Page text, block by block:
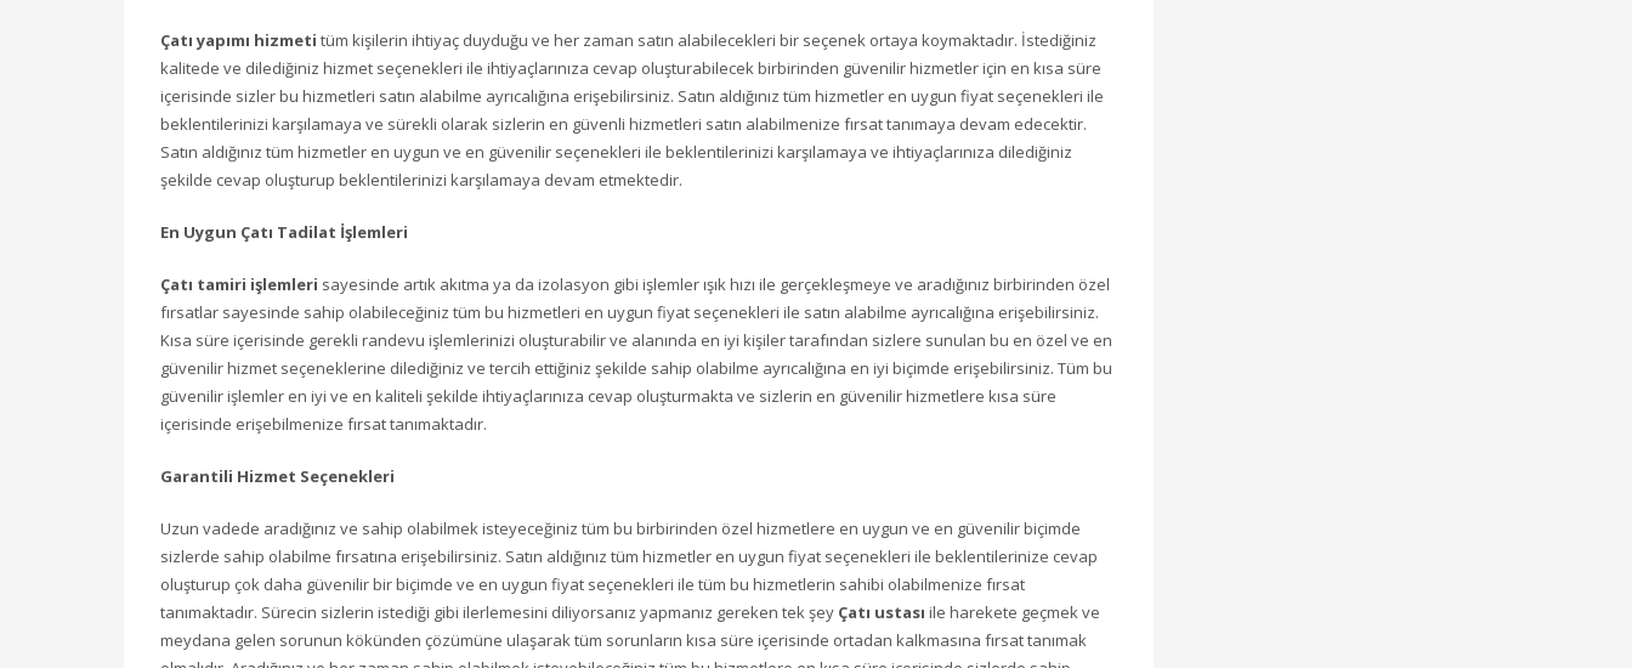
Çatı yapımı hizmeti tüm kişilerin ihtiyaç duyduğu ve her zaman satın alabilecekleri bir seçenek ortaya koymaktadır. İstediğiniz
kalitede ve dilediğiniz hizmet seçenekleri ile ihtiyaçlarınıza cevap oluşturabilecek birbirinden güvenilir hizmetler için en kısa süre
içerisinde sizler bu hizmetleri satın alabilme ayrıcalığına erişebilirsiniz. Satın aldığınız tüm hizmetler en uygun fiyat seçenekleri ile
beklentilerinizi karşılamaya ve sürekli olarak sizlerin en güvenli hizmetleri satın alabilmenize fırsat tanımaya devam edecektir.
Satın aldığınız tüm hizmetler en uygun ve en güvenilir seçenekleri ile beklentilerinizi karşılamaya ve ihtiyaçlarınıza dilediğiniz
şekilde cevap oluşturup beklentilerinizi karşılamaya devam etmektedir.
En Uygun Çatı Tadilat İşlemleri
Çatı tamiri işlemleri sayesinde artık akıtma ya da izolasyon gibi işlemler ışık hızı ile gerçekleşmeye ve aradığınız birbirinden özel
fırsatlar sayesinde sahip olabileceğiniz tüm bu hizmetleri en uygun fiyat seçenekleri ile satın alabilme ayrıcalığına erişebilirsiniz.
Kısa süre içerisinde gerekli randevu işlemlerinizi oluşturabilir ve alanında en iyi kişiler tarafından sizlere sunulan bu en özel ve en
güvenilir hizmet seçeneklerine dilediğiniz ve tercih ettiğiniz şekilde sahip olabilme ayrıcalığına en iyi biçimde erişebilirsiniz. Tüm bu
güvenilir işlemler en iyi ve en kaliteli şekilde ihtiyaçlarınıza cevap oluşturmakta ve sizlerin en güvenilir hizmetlere kısa süre
içerisinde erişebilmenize fırsat tanımaktadır.
Garantili Hizmet Seçenekleri
Uzun vadede aradığınız ve sahip olabilmek isteyeceğiniz tüm bu birbirinden özel hizmetlere en uygun ve en güvenilir biçimde
sizlerde sahip olabilme fırsatına erişebilirsiniz. Satın aldığınız tüm hizmetler en uygun fiyat seçenekleri ile beklentilerinize cevap
oluşturup çok daha güvenilir bir biçimde ve en uygun fiyat seçenekleri ile tüm bu hizmetlerin sahibi olabilmenize fırsat
tanımaktadır. Sürecin sizlerin istediği gibi ilerlemesini diliyorsanız yapmanız gereken tek şey Çatı ustası ile harekete geçmek ve
meydana gelen sorunun kökünden çözümüne ulaşarak tüm sorunların kısa süre içerisinde ortadan kalkmasına fırsat tanımak